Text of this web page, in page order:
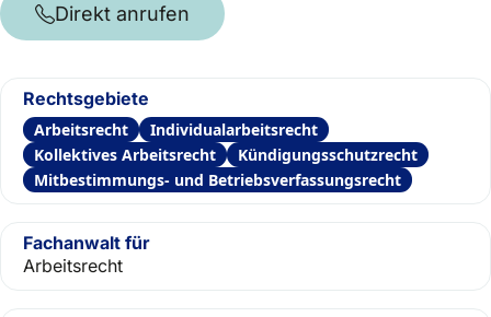
Direkt anrufen
Rechtsgebiete
Arbeitsrecht
Individualarbeitsrecht
Kollektives Arbeitsrecht
Kündigungsschutzrecht
Mitbestimmungs- und Betriebsverfassungsrecht
Fachanwalt für
Arbeitsrecht